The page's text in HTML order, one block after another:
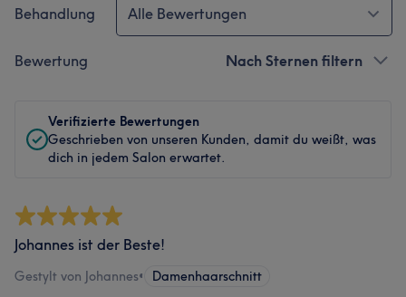
Behandlung Alle Bewertungen
Bewertung Nach Sternen filtern
Verifizierte Bewertungen
Geschrieben von unseren Kunden, damit du weißt, was
dich in jedem Salon erwartet.
Johannes ist der Beste!
Gestylt von Johannes• Damenhaarschnitt